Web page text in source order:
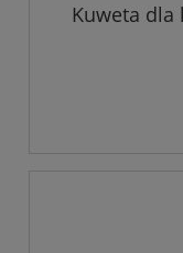
Kuweta dla